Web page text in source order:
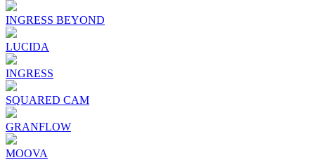
INGRESS BEYOND
LUCIDA
INGRESS
SQUARED CAM
GRANFLOW
MOOVA